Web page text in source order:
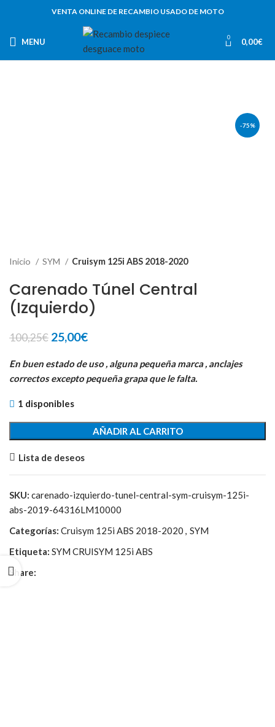
VENTA ONLINE DE RECAMBIO USADO DE MOTO
MENU 0 0,00€
-75%
Inicio SYM Cruisym 125i ABS 2018-2020
Carenado Túnel Central
(Izquierdo)
100,25€ El
original
era:
25,00€El
actual
es:
En buen estado de uso , alguna pequeña marca , anclajes
correctos excepto pequeña grapa que le falta.
1 disponibles
AÑADIR AL CARRITO
Lista de deseos
SKU: carenado-izquierdo-tunel-central-sym-cruisym-125i-
abs-2019-64316LM10000
Categorías: Cruisym 125i ABS 2018-2020 , SYM
Etiqueta: SYM CRUISYM 125i ABS
Share: